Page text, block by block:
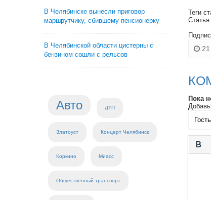
В Челябинске вынесли приговор
маршрутчику, сбившему пенсионерку
В Челябинской области цистерны с
бензином сошли с рельсов
Авто ДТП
Златоуст Концерт Челябинск
Коркино Миасс
Общественный транспорт
Теги
Пока